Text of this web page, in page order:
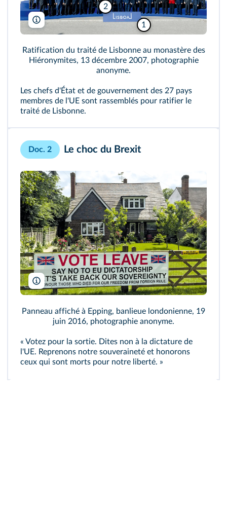
1
2
Repository UJI/European Union/DR
Ratification du traité de Lisbonne au monastère des
Hiéronymites, 13 décembre 2007, photographie
anonyme.
Les chefs d'État et de gouvernement des 27 pays
membres de l'UE sont rassemblés pour ratifier le
traité de Lisbonne.
Doc. 2 Le choc du Brexit
Diamond Geezer
Panneau affiché à Epping, banlieue londonienne, 19
juin 2016, photographie anonyme.
« Votez pour la sortie. Dites non à la dictature de
l'UE. Reprenons notre souveraineté et honorons
ceux qui sont morts pour notre liberté. »